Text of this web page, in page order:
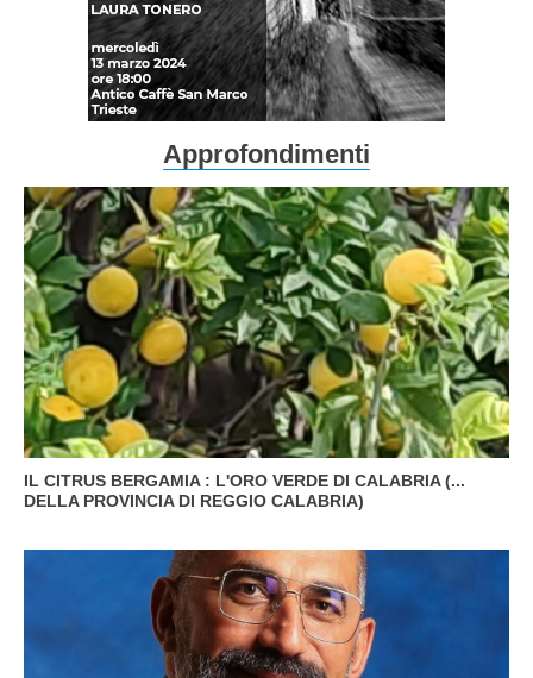
Approfondimenti
IL CITRUS BERGAMIA : L'ORO VERDE DI CALABRIA (...
DELLA PROVINCIA DI REGGIO CALABRIA)